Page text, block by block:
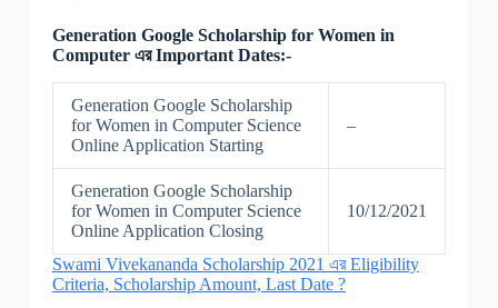
Generation Google Scholarship for Women in
Computerএর Important Dates:-
Generation Google Scholarship
for Women in Computer Science
Online Application Starting
–
Generation Google Scholarship
for Women in Computer Science
Online Application Closing
10/12/2021
Swami Vivekananda Scholarship 2021 এর Eligibility
Criteria, Scholarship Amount, Last Date ?